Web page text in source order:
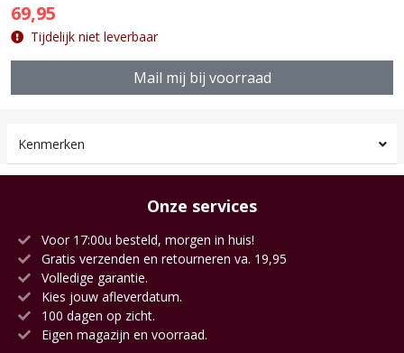
69,95
Tijdelijk niet leverbaar
Mail mij bij voorraad
Kenmerken
Onze services
Voor 17:00u besteld, morgen in huis!
Gratis verzenden en retourneren va. 19,95
Volledige garantie.
Kies jouw afleverdatum.
100 dagen op zicht.
Eigen magazijn en voorraad.